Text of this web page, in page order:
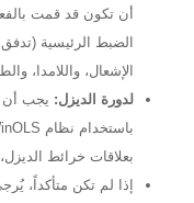
أن تكون قد قمت
الضبط الرئيسية
الإشعال، واللامدا،
لدورة الديزل: يجب أن
بعلاقات خرائط
إذا لم تكن متأكداً،